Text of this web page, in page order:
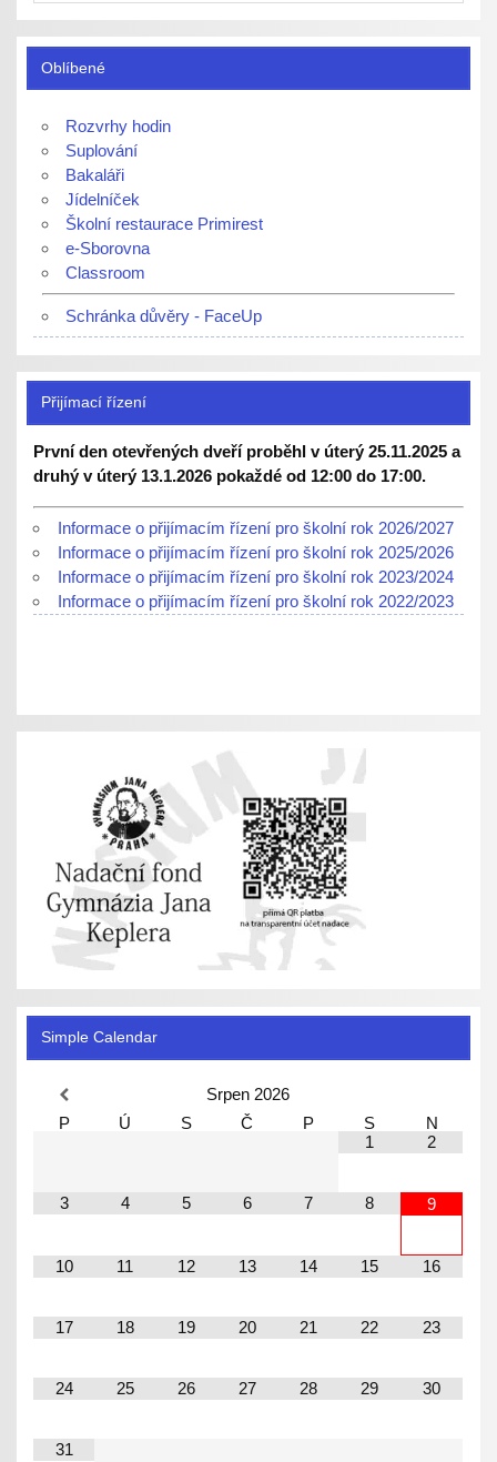
Oblíbené
Rozvrhy hodin
Suplování
Bakaláři
Jídelníček
Školní restaurace Primirest
e-Sborovna
Classroom
Schránka důvěry - FaceUp
Přijímací řízení
První den otevřených dveří proběhl v úterý 25.11.2025 a
druhý v úterý 13.1.2026 pokaždé od 12:00 do 17:00.
Informace o přijímacím řízení pro školní rok 2026/2027
Informace o přijímacím řízení pro školní rok 2025/2026
Informace o přijímacím řízení pro školní rok 2023/2024
Informace o přijímacím řízení pro školní rok 2022/2023
Simple Calendar
Srpen 2026
P
Ú S Č P S
N
1
2
3 4 5 6 7 8 9
10 11 12 13 14 15 16
17 18 19 20 21 22 23
24 25 26 27 28 29 30
31